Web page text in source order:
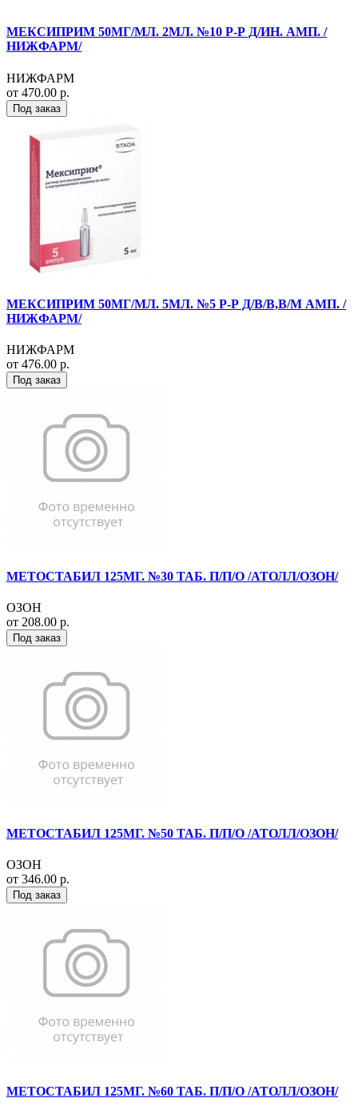
МЕКСИПРИМ 50МГ/МЛ. 2МЛ. №10 Р-Р Д/ИН. АМП. /
НИЖФАРМ/
НИЖФАРМ
от 470.00 р.
Под заказ
МЕКСИПРИМ 50МГ/МЛ. 5МЛ. №5 Р-Р Д/В/В,В/М АМП. /
НИЖФАРМ/
НИЖФАРМ
от 476.00 р.
Под заказ
МЕТОСТАБИЛ 125МГ. №30 ТАБ. П/П/О /АТОЛЛ/ОЗОН/
ОЗОН
от 208.00 р.
Под заказ
МЕТОСТАБИЛ 125МГ. №50 ТАБ. П/П/О /АТОЛЛ/ОЗОН/
ОЗОН
от 346.00 р.
Под заказ
МЕТОСТАБИЛ 125МГ. №60 ТАБ. П/П/О /АТОЛЛ/ОЗОН/